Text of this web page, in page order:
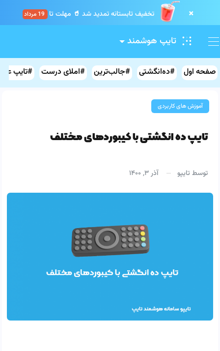
تخفیف تابستانه تمدید شد 🥤 مهلت تا ×
.
.
. .
.
. .
.
. تایپ هوشمند
صفحه اول #ده‌انگشتی #جالب‌ترین #املای درست #تایپ
آموزش های کاربردی
تایپ ده انگشتی با کیبوردهای مختلف
توسط تایپو آذر ۳, ۱۴۰۰